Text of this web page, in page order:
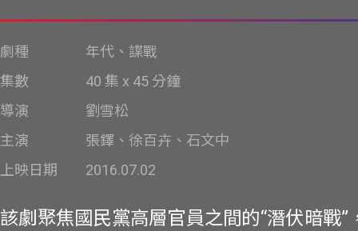
劇種
年代、諜戰
集數
40 集 x 45 分鐘
導演
劉雪松
主演
張鐸、徐百卉、石文中
上映日期
2016.07.02
該劇聚焦國民黨高層官員之間的“潛伏暗戰”